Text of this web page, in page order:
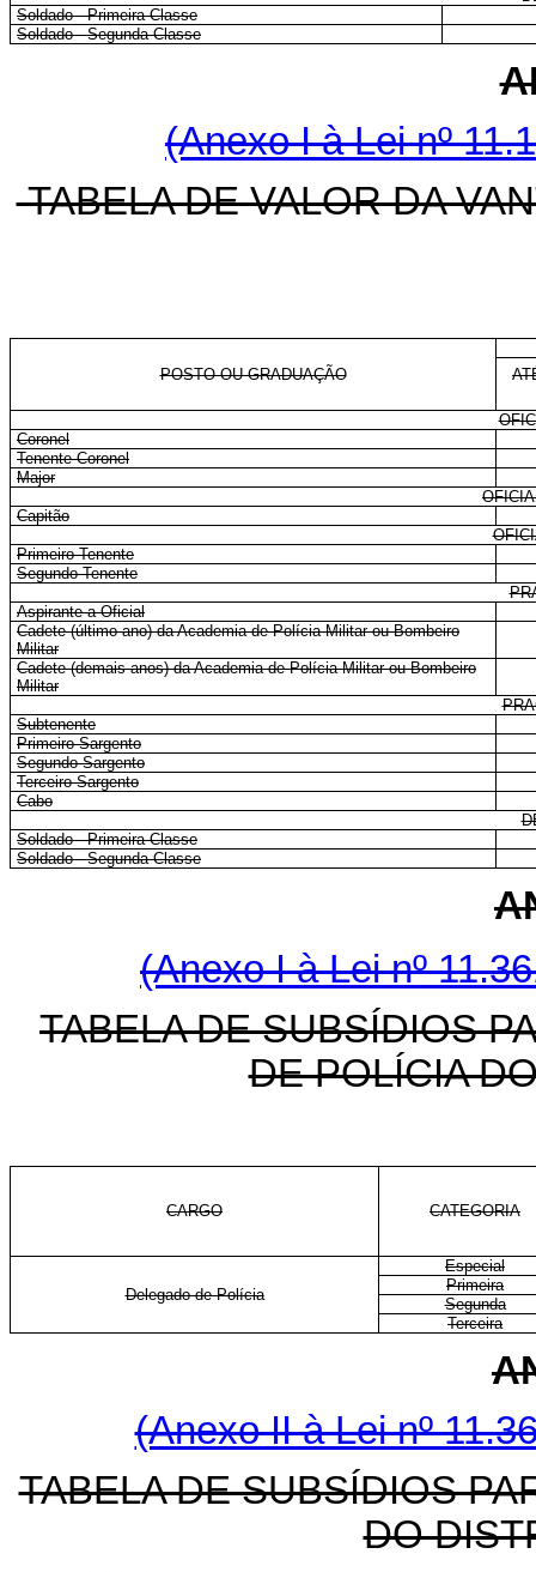
Soldado - Primeira Classe
Soldado - Segunda Classe
(Anexo I à Lei nº
TABELA DE VALOR DA
POSTO OU GRADUAÇÃO
Coronel
Tenente-Coronel
Major
Capitão
Primeiro-Tenente
Segundo-Tenente
Aspirante a Oficial
Cadete (último ano) da Academia de Polícia Militar ou Bombeiro
Militar
Cadete (demais anos) da Academia de Polícia Militar ou Bombeiro
Militar
Subtenente
Primeiro-Sargento
Segundo-Sargento
Terceiro-Sargento
Cabo
Soldado - Primeira Classe
Soldado - Segunda Classe
(Anexo I à Lei nº
TABELA DE SUBSÍDIOS
DE POLÍCIA
CARGO CATEGORIA
Delegado de Polícia
Especial
Primeira
Segunda
Terceira
(Anexo II à Lei nº
TABELA DE SUBSÍDIOS
DO